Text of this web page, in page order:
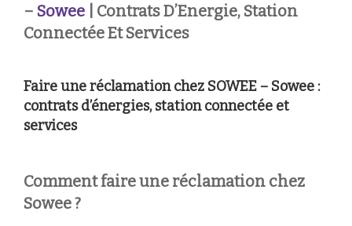
– Sowee | Contrats D’Energie, Station
Connectée Et Services
Faire une réclamation chez SOWEE – Sowee :
contrats d’énergies, station connectée et
services
Comment faire une réclamation chez
Sowee ?